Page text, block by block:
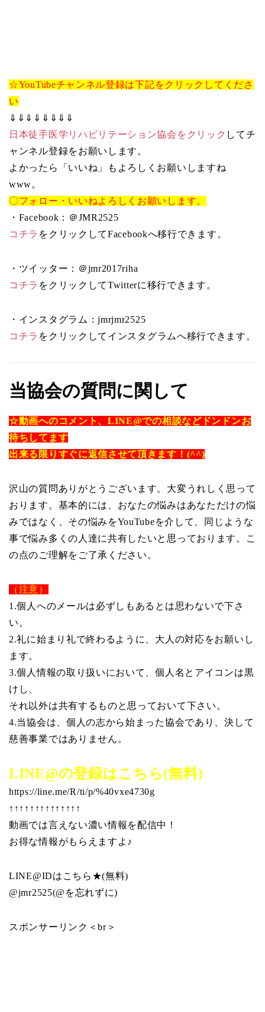
☆YouTubeチャンネル登録は下記をクリックしてくださ
い
⇓⇓⇓⇓⇓⇓⇓⇓
日本徒手医学リハビリテーション協会をクリック してチ
ャンネル登録をお願いします。
よかったら「いいね」もよろしくお願いしますね
www。
〇フォロー・いいねよろしくお願いします。
・Facebook：＠JMR2525
コチラ をクリックしてFacebookへ移行できます。
・ツイッター：＠jmr2017riha
コチラ をクリックしてTwitterに移行できます。
・インスタグラム：jmrjmr2525
コチラ をクリックしてインスタグラムへ移行できます。
当協会の質問に関して
☆動画へのコメント、LINE@での相談などドンドンお
待ちしてます
出来る限りすぐに返信させて頂きます！(^^)
沢山の質問ありがとうございます。大変うれしく思って
おります。基本的には、おなたの悩みはあなただけの悩
みではなく、その悩みをYouTubeを介して、同じような
事で悩み多くの人達に共有したいと思っております。こ
の点のご理解をご了承ください。
（注意）
1.個人へのメールは必ずしもあるとは思わないで下さ
い。
2.礼に始まり礼で終わるように、大人の対応をお願いし
ます。
3.個人情報の取り扱いにおいて、個人名とアイコンは黒
けし、
それ以外は共有するものと思っておいて下さい。
4.当協会は、個人の志から始まった協会であり、決して
慈善事業ではありません。
LINE@の登録はこちら(無料)
https://line.me/R/ti/p/%40vxe4730g
↑↑↑↑↑↑↑↑↑↑↑↑↑↑
動画では言えない濃い情報を配信中！
お得な情報がもらえますよ♪
LINE@IDはこちら★(無料)
@jmr2525(@を忘れずに)
スポンサーリンク＜br＞